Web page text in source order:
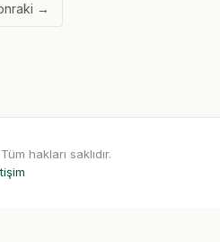
→
hakları saklıdır.